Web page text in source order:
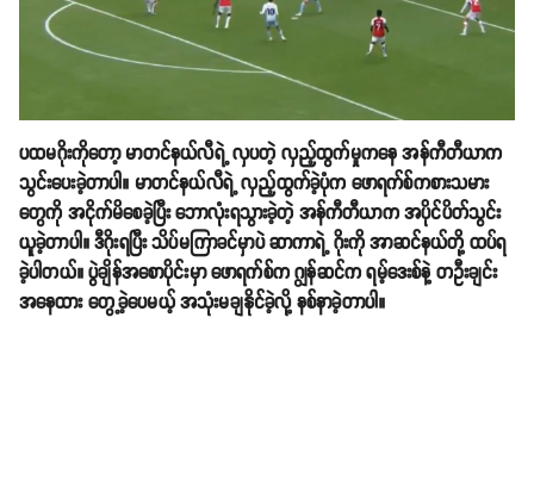
ပထမဂိုးကိုတော့ မာတင်နယ်လီရဲ့ လှပတဲ့ လှည့်ထွက်မှုကနေ အန်ကီတီယာက
သွင်းပေးခဲ့တာပါ။ မာတင်နယ်လီရဲ့ လှည့်ထွက်ခဲ့ပုံက ဖောရက်စ်ကစားသမား
တွေကို အငိုက်မိစေခဲ့ပြီး ဘောလုံးရသွားခဲ့တဲ့ အန်ကီတီယာက အပိုင်ပိတ်သွင်း
ယူခဲ့တာပါ။ ဒီဂိုးရပြီး သိပ်မကြာခင်မှာပဲ ဆာကာရဲ့ ဂိုးကို အာဆင်နယ်တို့ ထပ်ရ
ခဲ့ပါတယ်။ ပွဲချိန်အစောပိုင်းမှာ ဖောရက်စ်က ဂျွန်ဆင်က ရမ့်ဒေးစ်နဲ့ တဦးချင်း
အနေထား တွေ့ခဲ့ပေမယ့် အသုံးမချနိုင်ခဲ့လို့ နစ်နာခဲ့တာပါ။